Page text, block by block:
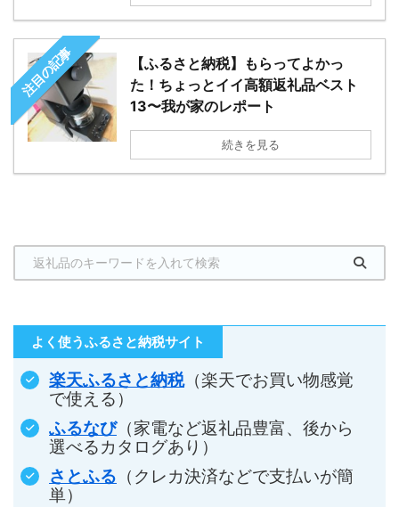
注目の記事
【ふるさと納税】もらってよかっ
た！ちょっとイイ高額返礼品ベスト
13〜我が家のレポート
続きを見る
よく使うふるさと納税サイト
楽天ふるさと納税（楽天でお買い物感覚
で使える）
ふるなび（家電など返礼品豊富、後から
選べるカタログあり）
さとふる （クレカ決済などで支払いが簡
単）